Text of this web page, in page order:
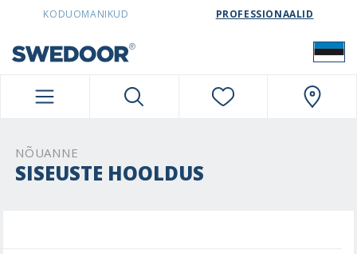
SWEDOORESTONIA NAVIGATION
KODUOMANIKUD PROFESSIONAALID
NÕUANNE
SISEUSTE HOOLDUS